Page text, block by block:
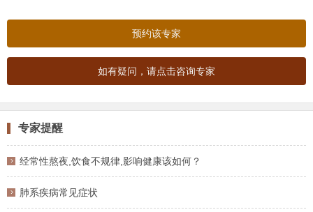
预约该专家
如有疑问，请点击咨询专家
专家提醒
经常性熬夜,饮食不规律,影响健康该如何？
肺系疾病常见症状